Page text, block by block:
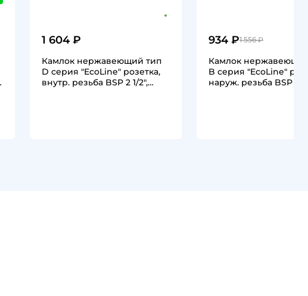
1 604 ₽
Камлок нержавеющий тип
D серия "EcoLine" розетка,
внутр. резьба BSP 2 1/2",
1 556 ₽
934 ₽
Камлок
B серия "EcoLine"
наруж. резьба BSP 2